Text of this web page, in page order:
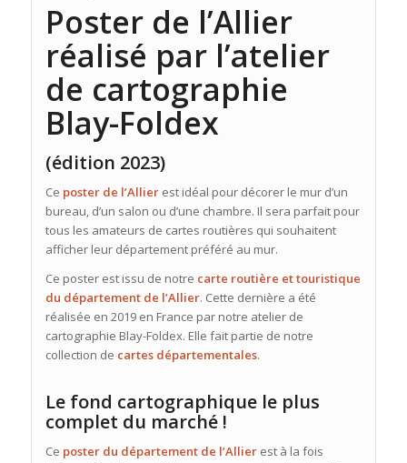
Poster de l’Allier
réalisé par l’atelier
de cartographie
Blay-Foldex
(édition 2023)
Ce poster de l’Allier est idéal pour décorer le mur d’un
bureau, d’un salon ou d’une chambre. Il sera parfait pour
tous les amateurs de cartes routières qui souhaitent
afficher leur département préféré au mur.
Ce poster est issu de notre carte routière et touristique
du département de l’Allier. Cette dernière a été
réalisée en 2019 en France par notre atelier de
cartographie Blay-Foldex. Elle fait partie de notre
collection de cartes départementales.
Le fond cartographique le plus
complet du marché !
Ce poster du département de l’Allier est à la fois